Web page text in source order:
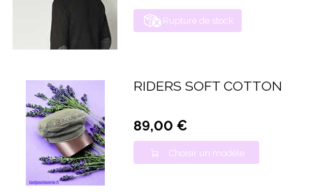
Rupture de stock
RIDERS SOFT COTTON
89,00 €
Choisir un modèle